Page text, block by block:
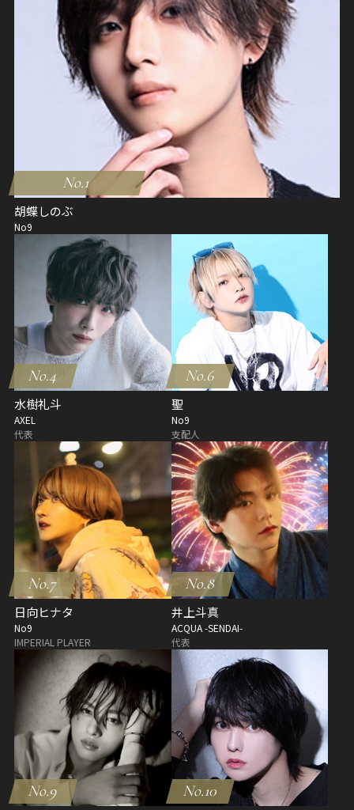
No.1
胡蝶しのぶ
No9
No.4
水樹礼斗
AXEL
代表
No.6
聖
No9
支配人
No.7
日向ヒナタ
No9
IMPERIAL PLAYER
No.8
井上斗真
ACQUA -SENDAI-
代表
No.9 No.10